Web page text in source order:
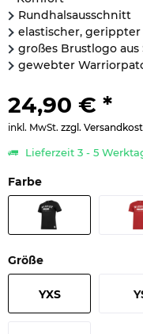
Rundhalsausschnitt
elastischer, gerippter
großes Brustlogo
gewebter
24,90 € *
inkl. MwSt. zzgl.
Lieferzeit 3 - 5
Farbe
Größe
YXS